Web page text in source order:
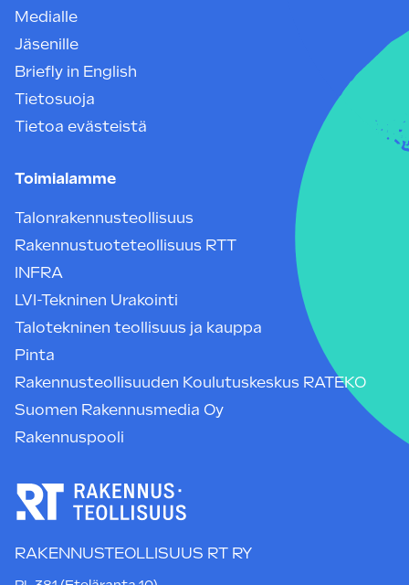
Medialle
Jäsenille
Briefly in English
Tietosuoja
Tietoa evästeistä
Toimialamme
Talonrakennusteollisuus
Rakennustuoteteollisuus RTT
INFRA
LVI-Tekninen Urakointi
Talotekninen teollisuus ja kauppa
Pinta
Rakennusteollisuuden Koulutuskeskus RATEKO
Suomen Rakennusmedia Oy
Rakennuspooli
RAKENNUSTEOLLISUUS RT RY